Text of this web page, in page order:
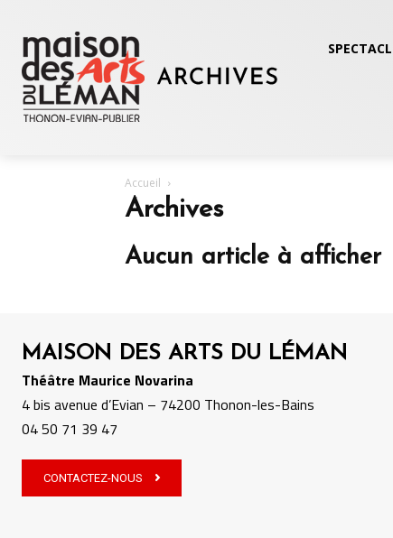
Accueil
Archives
Aucun article à afficher
MAISON DES ARTS DU LÉMAN
Théâtre Maurice Novarina
4 bis avenue d’Evian – 74200 Thonon-les-Bains
04 50 71 39 47
CONTACTEZ-NOUS